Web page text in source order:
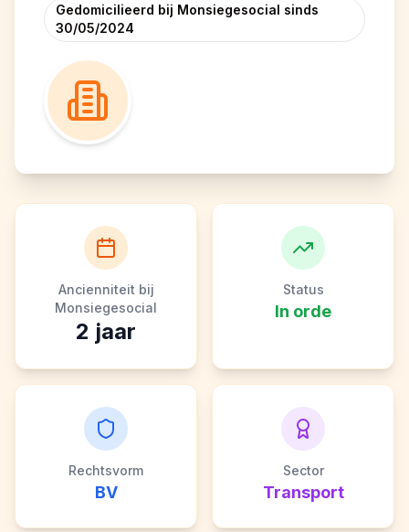
Gedomicilieerd bij Monsiegesocial sinds
30/05/2024
Ancienniteit bij
Monsiegesocial
2 jaar
Status
In orde
Rechtsvorm
BV
Sector
Transport